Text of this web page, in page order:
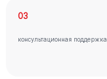
03
консультационная поддержка